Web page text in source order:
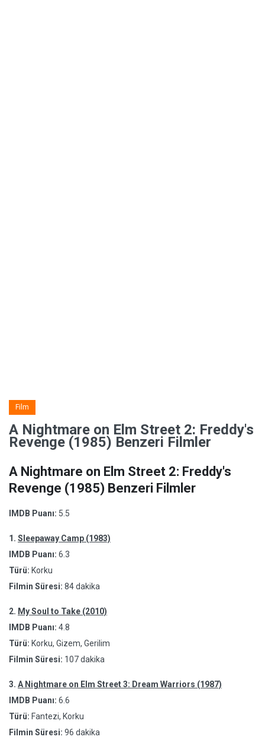
Film
A Nightmare on Elm Street 2: Freddy's
Revenge (1985) Benzeri Filmler
A Nightmare on Elm Street 2: Freddy's
Revenge (1985) Benzeri Filmler
IMDB Puanı: 5.5
1. Sleepaway Camp (1983)
IMDB Puanı: 6.3
Türü: Korku
Filmin Süresi: 84 dakika
2. My Soul to Take (2010)
IMDB Puanı: 4.8
Türü: Korku, Gizem, Gerilim
Filmin Süresi: 107 dakika
3. A Nightmare on Elm Street 3: Dream Warriors (1987)
IMDB Puanı: 6.6
Türü: Fantezi, Korku
Filmin Süresi: 96 dakika